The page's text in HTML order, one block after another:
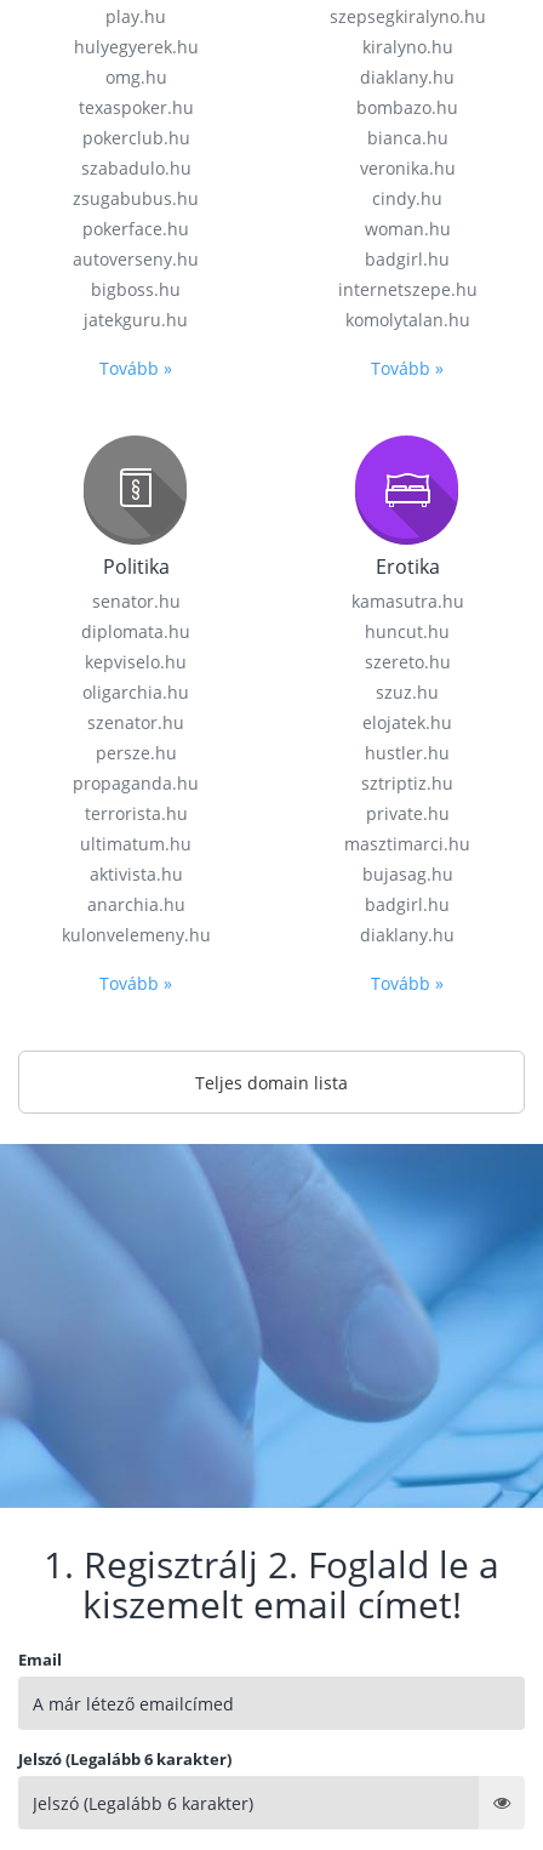
play.hu
hulyegyerek.hu
omg.hu
texaspoker.hu
pokerclub.hu
szabadulo.hu
zsugabubus.hu
pokerface.hu
autoverseny.hu
bigboss.hu
jatekguru.hu
Tovább »
szepsegkiralyno.hu
kiralyno.hu
diaklany.hu
bombazo.hu
bianca.hu
veronika.hu
cindy.hu
woman.hu
badgirl.hu
internetszepe.hu
komolytalan.hu
Tovább »
Politika
senator.hu
diplomata.hu
kepviselo.hu
oligarchia.hu
szenator.hu
persze.hu
propaganda.hu
terrorista.hu
ultimatum.hu
aktivista.hu
anarchia.hu
kulonvelemeny.hu
Tovább »
Erotika
kamasutra.hu
huncut.hu
szereto.hu
szuz.hu
elojatek.hu
hustler.hu
sztriptiz.hu
private.hu
masztimarci.hu
bujasag.hu
badgirl.hu
diaklany.hu
Tovább »
Teljes domain lista
1. Regisztrálj 2. Foglald le a
kiszemelt email címet!
Email
Jelszó (Legalább 6 karakter)